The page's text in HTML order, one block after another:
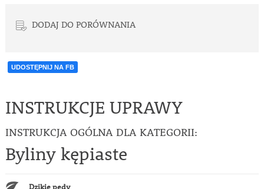
DODAJ DO PORÓWNANIA
UDOSTĘPNIJ NA FB
INSTRUKCJE UPRAWY
INSTRUKCJA OGÓLNA DLA KATEGORII:
Byliny kępiaste